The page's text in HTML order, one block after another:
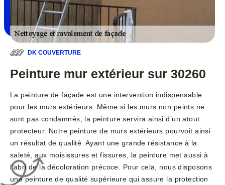
DK COUVERTURE
Peinture mur extérieur sur 30260
La peinture de façade est une intervention indispensable
pour les murs extérieurs. Même si les murs non peints ne
sont pas condamnés, la peinture servira ainsi d’un atout
protecteur. Notre peinture de murs extérieurs pourvoit ainsi
un résultat de qualité. Ayant une grande résistance à la
saleté, aux moisissures et fissures, la peinture met aussi à
l’abri de la décoloration précoce. Pour cela, nous disposons
une peinture de qualité supérieure qui assure la protection